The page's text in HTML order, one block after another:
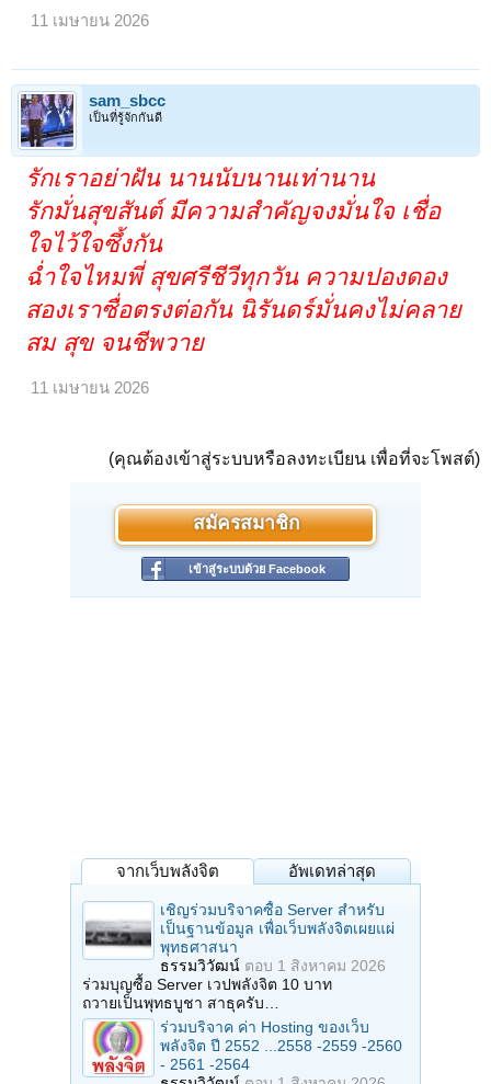
11 เมษายน 2026
sam_sbcc
เป็นที่รู้จักกันดี
รักเราอย่าฝัน นานนับนานเท่านาน
รักมั่นสุขสันต์ มีความสำคัญจงมั่นใจ เชื่อ
ใจไว้ใจซึ้งกัน
ฉ่ำใจไหมพี่ สุขศรีชีวีทุกวัน ความปองดอง
สองเราซื่อตรงต่อกัน นิรันดร์มั่นคงไม่คลาย
สม สุข จนชีพวาย
11 เมษายน 2026
(คุณต้องเข้าสู่ระบบหรือลงทะเบียน เพื่อที่จะโพสต์)
สมัครสมาชิก
เข้าสู่ระบบด้วย Facebook
จากเว็บพลังจิต อัพเดทล่าสุด
เชิญร่วมบริจาคซื้อ Server สำหรับ
เป็นฐานข้อมูล เพื่อเว็บพลังจิตเผยแผ่
พุทธศาสนา
ธรรมวิวัฒน์ ตอบ 1 สิงหาคม 2026
ร่วมบุญซื้อ Server เวปพลังจิต 10 บาท
ถวายเป็นพุทธบูชา สาธุครับ…
ร่วมบริจาค ค่า Hosting ของเว็บ
พลังจิต ปี 2552 ...2558 -2559 -2560
- 2561 -2564